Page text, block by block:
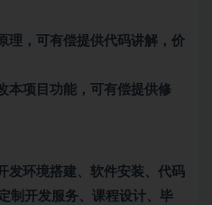
理，可有偿提供代码讲解，价
本项目功能，可有偿提供修
发环境搭建、软件安装、代码
制开发服务、课程设计、毕